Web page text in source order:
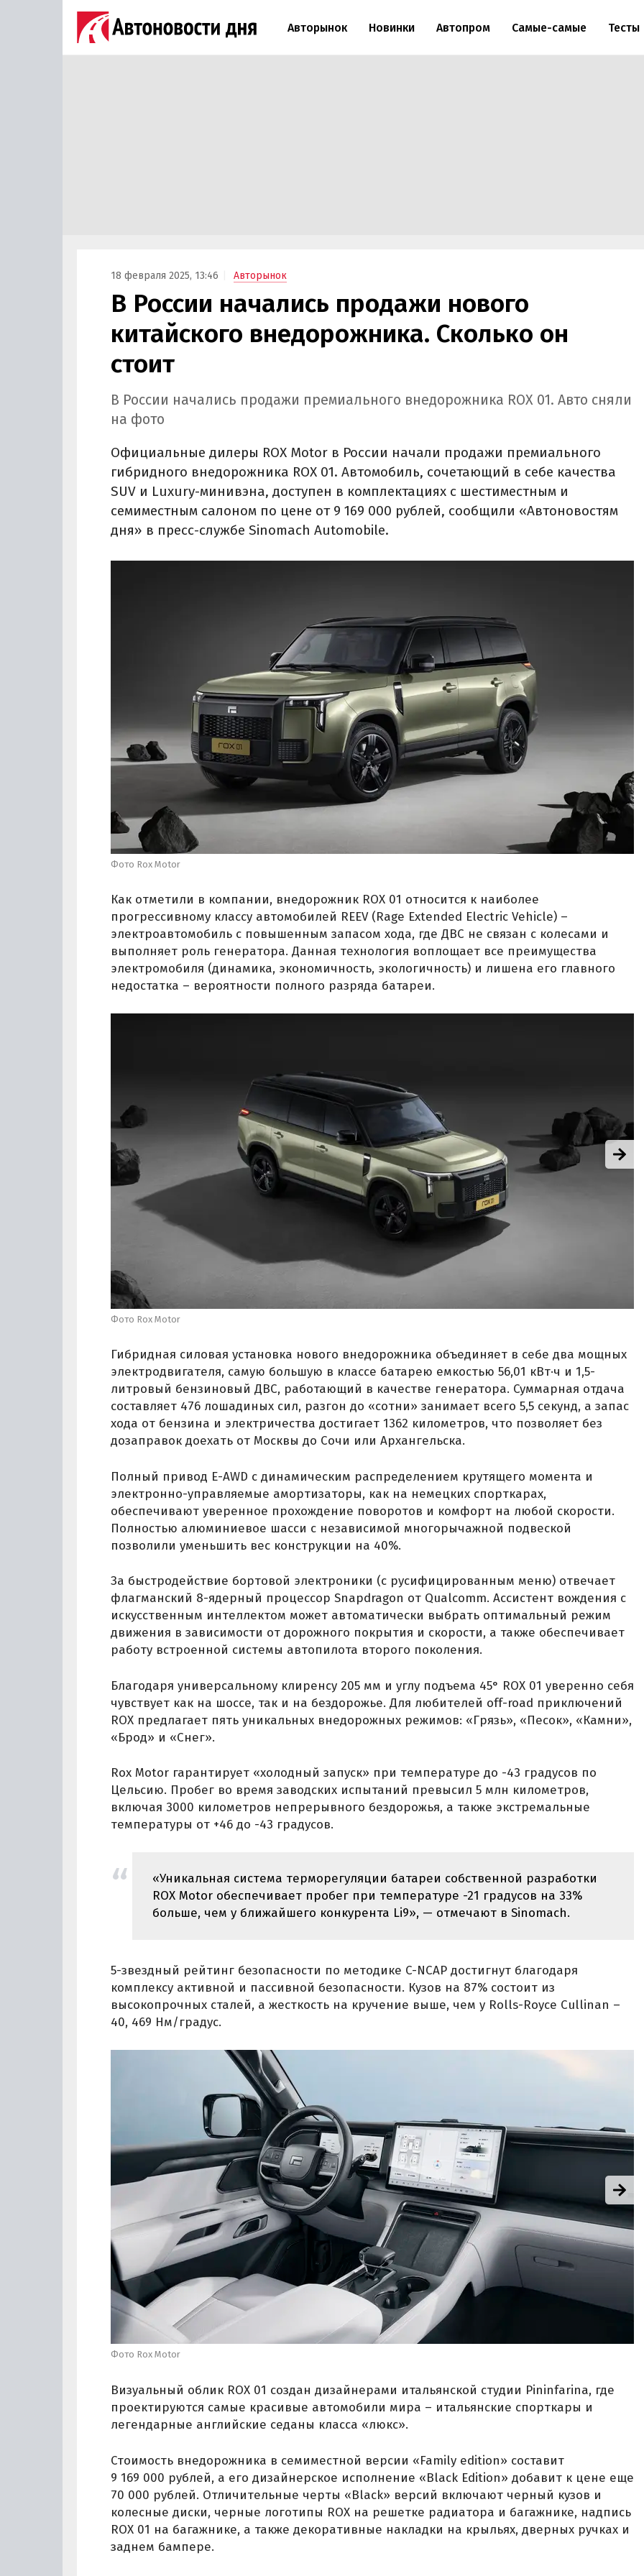
Авторынок Новинки Автопром Самые-самые Тесты
18 февраля 2025, 13:46 Авторынок
В России начались продажи нового
китайского внедорожника. Сколько он
стоит
В России начались продажи премиального внедорожника ROX 01. Авто сняли
на фото
Официальные дилеры ROX Motor в России начали продажи премиального
гибридного внедорожника ROX 01. Автомобиль, сочетающий в себе качества
SUV и Luxury-минивэна, доступен в комплектациях с шестиместным и
семиместным салоном по цене от 9 169 000 рублей, сообщили «Автоновостям
дня» в пресс-службе Sinomach Automobile.
Фото Rox Motor
Как отметили в компании, внедорожник ROX 01 относится к наиболее
прогрессивному классу автомобилей REEV (Rage Extended Electric Vehicle) –
электроавтомобиль с повышенным запасом хода, где ДВС не связан с колесами и
выполняет роль генератора. Данная технология воплощает все преимущества
электромобиля (динамика, экономичность, экологичность) и лишена его главного
недостатка – вероятности полного разряда батареи.
Фото Rox Motor
Гибридная силовая установка нового внедорожника объединяет в себе два мощных
электродвигателя, самую большую в классе батарею емкостью 56,01 кВт·ч и 1,5-
литровый бензиновый ДВС, работающий в качестве генератора. Суммарная отдача
составляет 476 лошадиных сил, разгон до «сотни» занимает всего 5,5 секунд, а запас
хода от бензина и электричества достигает 1362 километров, что позволяет без
дозаправок доехать от Москвы до Сочи или Архангельска.
Полный привод E-AWD с динамическим распределением крутящего момента и
электронно-управляемые амортизаторы, как на немецких спорткарах,
обеспечивают уверенное прохождение поворотов и комфорт на любой скорости.
Полностью алюминиевое шасси с независимой многорычажной подвеской
позволили уменьшить вес конструкции на 40%.
За быстродействие бортовой электроники (с русифицированным меню) отвечает
флагманский 8-ядерный процессор Snapdragon от Qualcomm. Ассистент вождения с
искусственным интеллектом может автоматически выбрать оптимальный режим
движения в зависимости от дорожного покрытия и скорости, а также обеспечивает
работу встроенной системы автопилота второго поколения.
Благодаря универсальному клиренсу 205 мм и углу подъема 45° ROX 01 уверенно себя
чувствует как на шоссе, так и на бездорожье. Для любителей off-road приключений
ROX предлагает пять уникальных внедорожных режимов: «Грязь», «Песок», «Камни»,
«Брод» и «Снег».
Rox Motor гарантирует «холодный запуск» при температуре до -43 градусов по
Цельсию. Пробег во время заводских испытаний превысил 5 млн километров,
включая 3000 километров непрерывного бездорожья, а также экстремальные
температуры от +46 до -43 градусов.
«Уникальная система терморегуляции батареи собственной разработки
ROX Motor обеспечивает пробег при температуре -21 градусов на 33%
больше, чем у ближайшего конкурента Li9», — отмечают в Sinomach.
5-звездный рейтинг безопасности по методике C-NCAP достигнут благодаря
комплексу активной и пассивной безопасности. Кузов на 87% состоит из
высокопрочных сталей, а жесткость на кручение выше, чем у Rolls-Royce Cullinan –
40, 469 Нм/градус.
Фото Rox Motor
Визуальный облик ROX 01 создан дизайнерами итальянской студии Pininfarina, где
проектируются самые красивые автомобили мира – итальянские спорткары и
легендарные английские седаны класса «люкс».
Стоимость внедорожника в семиместной версии «Family edition» составит
9 169 000 рублей, а его дизайнерское исполнение «Black Edition» добавит к цене еще
70 000 рублей. Отличительные черты «Black» версий включают черный кузов и
колесные диски, черные логотипы ROX на решетке радиатора и багажнике, надпись
ROX 01 на багажнике, а также декоративные накладки на крыльях, дверных ручках и
заднем бампере.